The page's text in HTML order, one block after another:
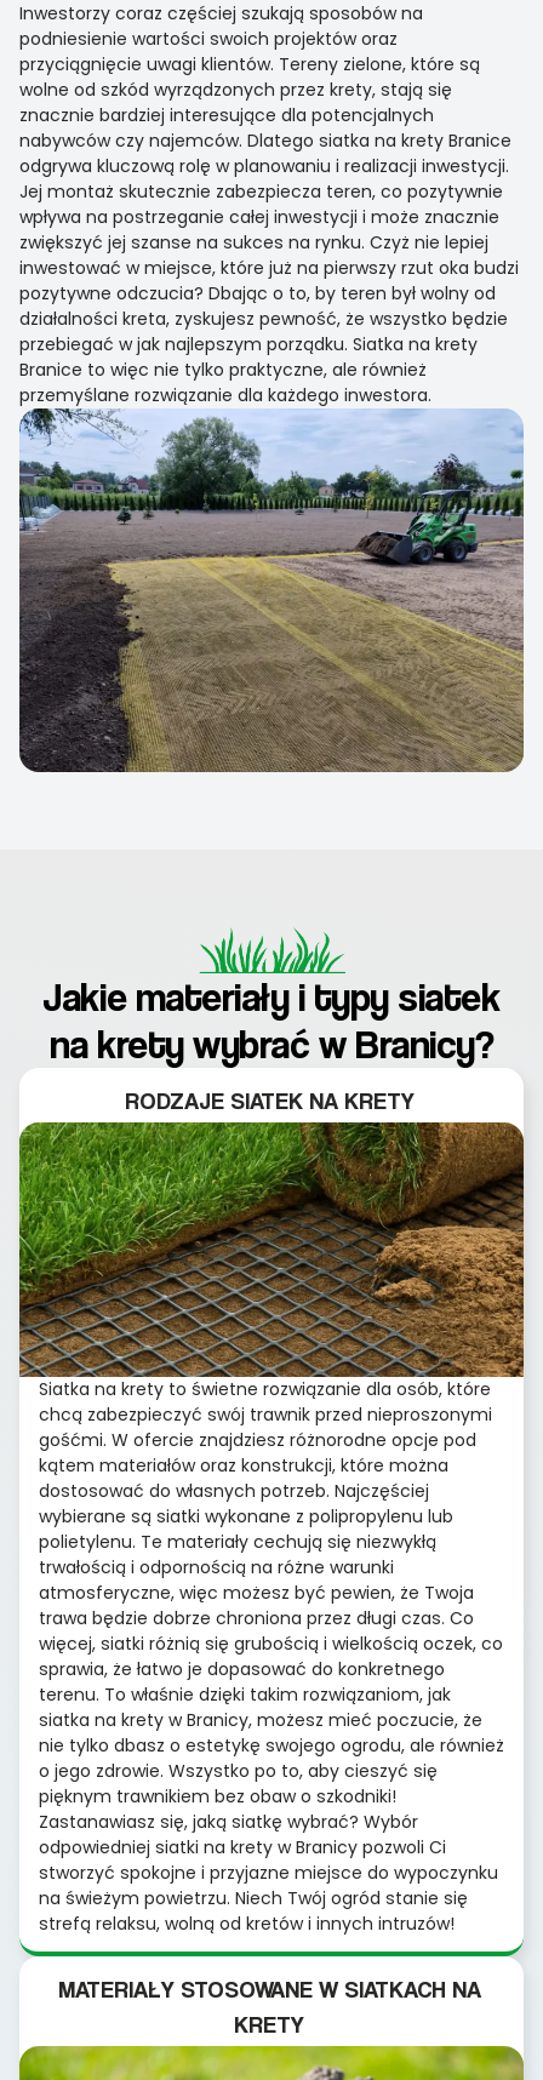
Inwestorzy coraz częściej szukają sposobów na
podniesienie wartości swoich projektów oraz
przyciągnięcie uwagi klientów. Tereny zielone, które są
wolne od szkód wyrządzonych przez krety, stają się
znacznie bardziej interesujące dla potencjalnych
nabywców czy najemców. Dlatego siatka na krety Branice
odgrywa kluczową rolę w planowaniu i realizacji inwestycji.
Jej montaż skutecznie zabezpiecza teren, co pozytywnie
wpływa na postrzeganie całej inwestycji i może znacznie
zwiększyć jej szanse na sukces na rynku. Czyż nie lepiej
inwestować w miejsce, które już na pierwszy rzut oka budzi
pozytywne odczucia? Dbając o to, by teren był wolny od
działalności kreta, zyskujesz pewność, że wszystko będzie
przebiegać w jak najlepszym porządku. Siatka na krety
Branice to więc nie tylko praktyczne, ale również
przemyślane rozwiązanie dla każdego inwestora.
Jakie materiały i typy siatek
na krety wybrać w Branicy?
RODZAJE SIATEK NA KRETY
Siatka na krety to świetne rozwiązanie dla osób, które
chcą zabezpieczyć swój trawnik przed nieproszonymi
gośćmi. W ofercie znajdziesz różnorodne opcje pod
kątem materiałów oraz konstrukcji, które można
dostosować do własnych potrzeb. Najczęściej
wybierane są siatki wykonane z polipropylenu lub
polietylenu. Te materiały cechują się niezwykłą
trwałością i odpornością na różne warunki
atmosferyczne, więc możesz być pewien, że Twoja
trawa będzie dobrze chroniona przez długi czas. Co
więcej, siatki różnią się grubością i wielkością oczek, co
sprawia, że łatwo je dopasować do konkretnego
terenu. To właśnie dzięki takim rozwiązaniom, jak
siatka na krety w Branicy, możesz mieć poczucie, że
nie tylko dbasz o estetykę swojego ogrodu, ale również
o jego zdrowie. Wszystko po to, aby cieszyć się
pięknym trawnikiem bez obaw o szkodniki!
Zastanawiasz się, jaką siatkę wybrać? Wybór
odpowiedniej siatki na krety w Branicy pozwoli Ci
stworzyć spokojne i przyjazne miejsce do wypoczynku
na świeżym powietrzu. Niech Twój ogród stanie się
strefą relaksu, wolną od kretów i innych intruzów!
MATERIAŁY STOSOWANE W SIATKACH NA
KRETY